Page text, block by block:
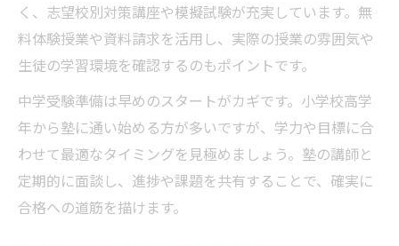
く、志望校別対策講座や模擬試験が充実しています。無
料体験授業や資料請求を活用し、実際の授業の雰囲気や
生徒の学習環境を確認するのもポイントです。
中学受験準備は早めのスタートがカギです。小学校高学
年から塾に通い始める方が多いですが、学力や目標に合
わせて最適なタイミングを見極めましょう。塾の講師と
定期的に面談し、進捗や課題を共有することで、確実に
合格への道筋を描けます。